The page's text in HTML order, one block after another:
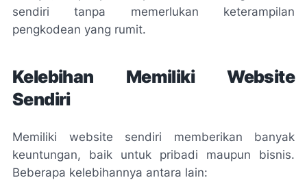
sendiri tanpa memerlukan keterampilan
pengkodean yang rumit.
Kelebihan Memiliki Website
Sendiri
Memiliki website sendiri memberikan banyak
keuntungan, baik untuk pribadi maupun bisnis.
Beberapa kelebihannya antara lain: